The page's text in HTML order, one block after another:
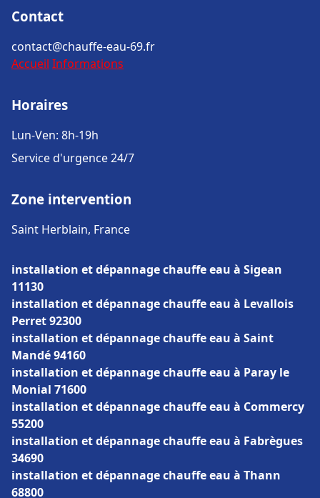
Contact
contact@chauffe-eau-69.fr
Accueil Informations
Horaires
Lun-Ven: 8h-19h
Service d'urgence 24/7
Zone intervention
Saint Herblain, France
installation et dépannage chauffe eau à Sigean
11130
installation et dépannage chauffe eau à Levallois
Perret 92300
installation et dépannage chauffe eau à Saint
Mandé 94160
installation et dépannage chauffe eau à Paray le
Monial 71600
installation et dépannage chauffe eau à Commercy
55200
installation et dépannage chauffe eau à Fabrègues
34690
installation et dépannage chauffe eau à Thann
68800